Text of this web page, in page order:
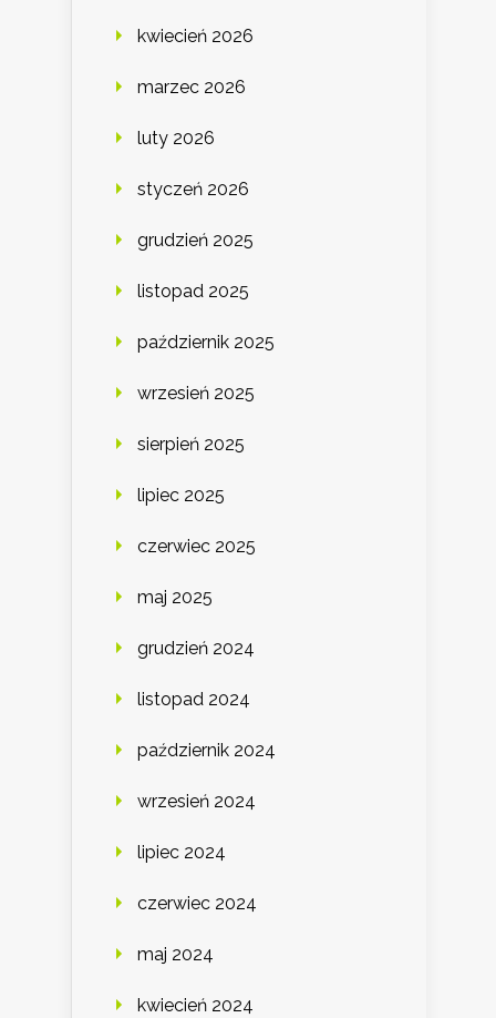
kwiecień 2026
marzec 2026
luty 2026
styczeń 2026
grudzień 2025
listopad 2025
październik 2025
wrzesień 2025
sierpień 2025
lipiec 2025
czerwiec 2025
maj 2025
grudzień 2024
listopad 2024
październik 2024
wrzesień 2024
lipiec 2024
czerwiec 2024
maj 2024
kwiecień 2024